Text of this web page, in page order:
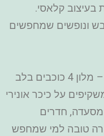
בעיצוב קלאסי.
ונופשים שמחפשים
– מלון 4 כוכבים בלב
על כיכר אונירי
מסעדה, חדרים
טובה למי שמחפש